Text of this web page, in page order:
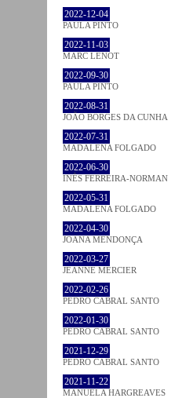
2022-12-04
PAULA PINTO
2022-11-03
MARC LENOT
2022-09-30
PAULA PINTO
2022-08-31
JOÃO BORGES DA CUNHA
2022-07-31
MADALENA FOLGADO
2022-06-30
INÊS FERREIRA-NORMAN
2022-05-31
MADALENA FOLGADO
2022-04-30
JOANA MENDONÇA
2022-03-27
JEANNE MERCIER
2022-02-26
PEDRO CABRAL SANTO
2022-01-30
PEDRO CABRAL SANTO
2021-12-29
PEDRO CABRAL SANTO
2021-11-22
MANUELA HARGREAVES